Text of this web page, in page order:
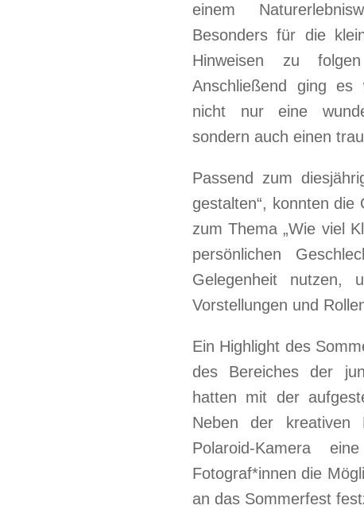
einem
Besonders für die
Hinweisen zu
Anschließend ging es
nicht nur eine
sondern auch einen
Passend zum
gestalten“, konnten die
zum Thema „Wie viel
persönlichen
Gelegenheit nutzen,
Vorstellungen und
Ein Highlight des
des Bereiches der
hatten mit der
Neben der kreativen
Polaroid-Kamera
Fotograf*innen die
an das Sommerfest